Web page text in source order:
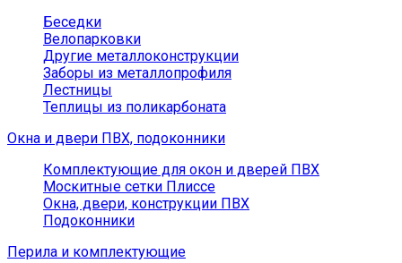
Беседки
Велопарковки
Другие металлоконструкции
Заборы из металлопрофиля
Лестницы
Теплицы из поликарбоната
Окна и двери ПВХ, подоконники
Комплектующие для окон и дверей ПВХ
Москитные сетки Плиссе
Окна, двери, конструкции ПВХ
Подоконники
Перила и комплектующие